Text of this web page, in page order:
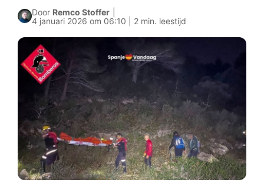
Door Remco Stoffer
4 januari 2026 om 06:10 | 2 min. leestijd